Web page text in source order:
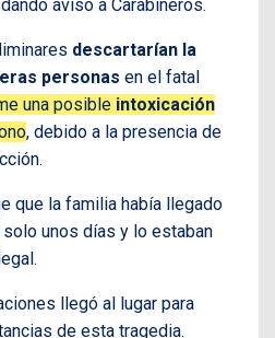
aviso a Carabineros.
descartarían la
personas en el fatal
una posible intoxicación
, debido a la presencia de
que la familia había llegado
unos días y lo estaban
llegó al lugar para
de esta tragedia.